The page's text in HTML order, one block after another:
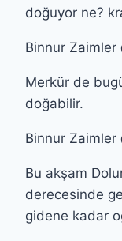
doğuyor ne?
Binnur Zaimler
Merkür de
doğabilir.
Binnur Zaimler
Bu akşam
derecesinde
gidene kadar